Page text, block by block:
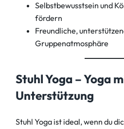
Selbstbewusstsein und
fördern
Freundliche,
Gruppenatmosphäre
Stuhl Yoga – Yoga
Unterstützung
Stuhl Yoga ist ideal, wenn du